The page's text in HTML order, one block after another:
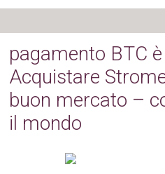
pagamento BTC
Acquistare
buon mercato –
il mondo